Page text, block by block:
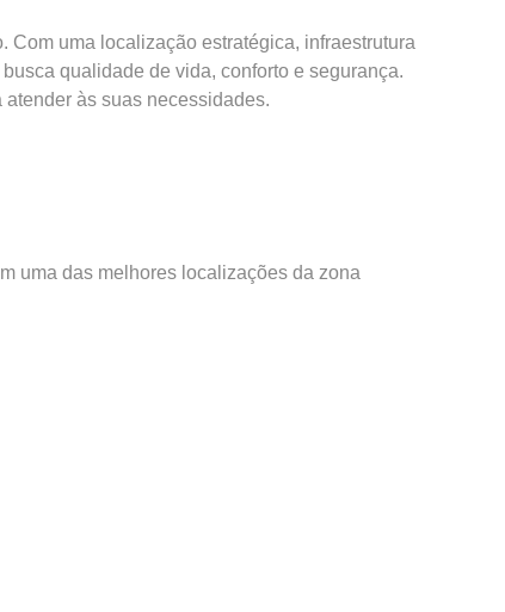
Com uma localização estratégica, infraestrutura
qualidade de vida, conforto e segurança.
às suas necessidades.
uma das melhores localizações da zona